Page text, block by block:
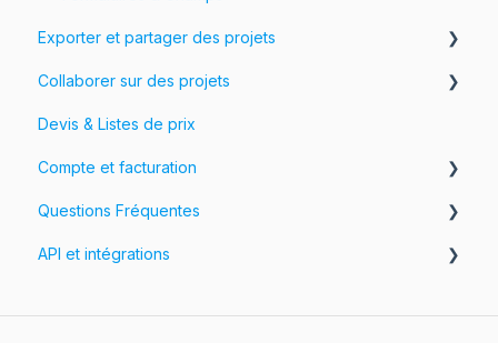
Exporter et partager des projets
Exportez vos projets
Personnaliser les exportations
Partagez vos projets
Collaborer sur des projets
Workspaces et Équipes
Devis & Listes de prix
Compte et facturation
Votre compte
Facturation
Questions Fréquentes
FAQ sur le compte
API et intégrations